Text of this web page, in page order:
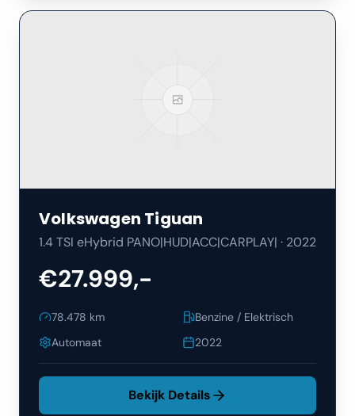
Volkswagen Tiguan
1.4 TSI eHybrid PANO|HUD|ACC|CARPLAY| · 2022
€27.999,-
78.478 km
Benzine / Elektrisch
Automaat
2022
Bekijk Details